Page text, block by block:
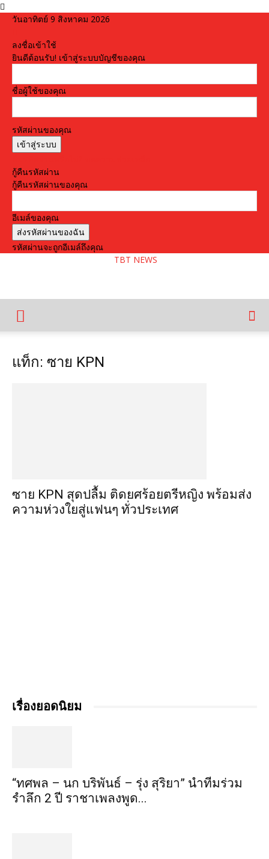
วันอาทิตย์ 9 สิงหาคม 2026
ลงชื่อเข้าใช้
ยินดีต้อนรับ! เข้าสู่ระบบบัญชีของคุณ
ชื่อผู้ใช้ของคุณ
รหัสผ่านของคุณ
กู้คืนรหัสผ่าน
กู้คืนรหัสผ่านของคุณ
อีเมล์ของคุณ
รหัสผ่านจะถูกอีเมล์ถึงคุณ
TBT NEWS
แท็ก: ซาย KPN
ซาย KPN สุดปลื้ม ติดยศร้อยตรีหญิง พร้อมส่ง
ความห่วงใยสู่แฟนๆ ทั่วประเทศ
เรื่องยอดนิยม
“ทศพล – นก บริพันธ์ – รุ่ง สุริยา” นำทีมร่วม
รำลึก 2 ปี ราชาเพลงพูด...